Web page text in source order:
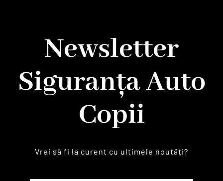
Newsletter
Siguranța Auto
Copii
Vrei să fi la curent cu ultimele noutăți?